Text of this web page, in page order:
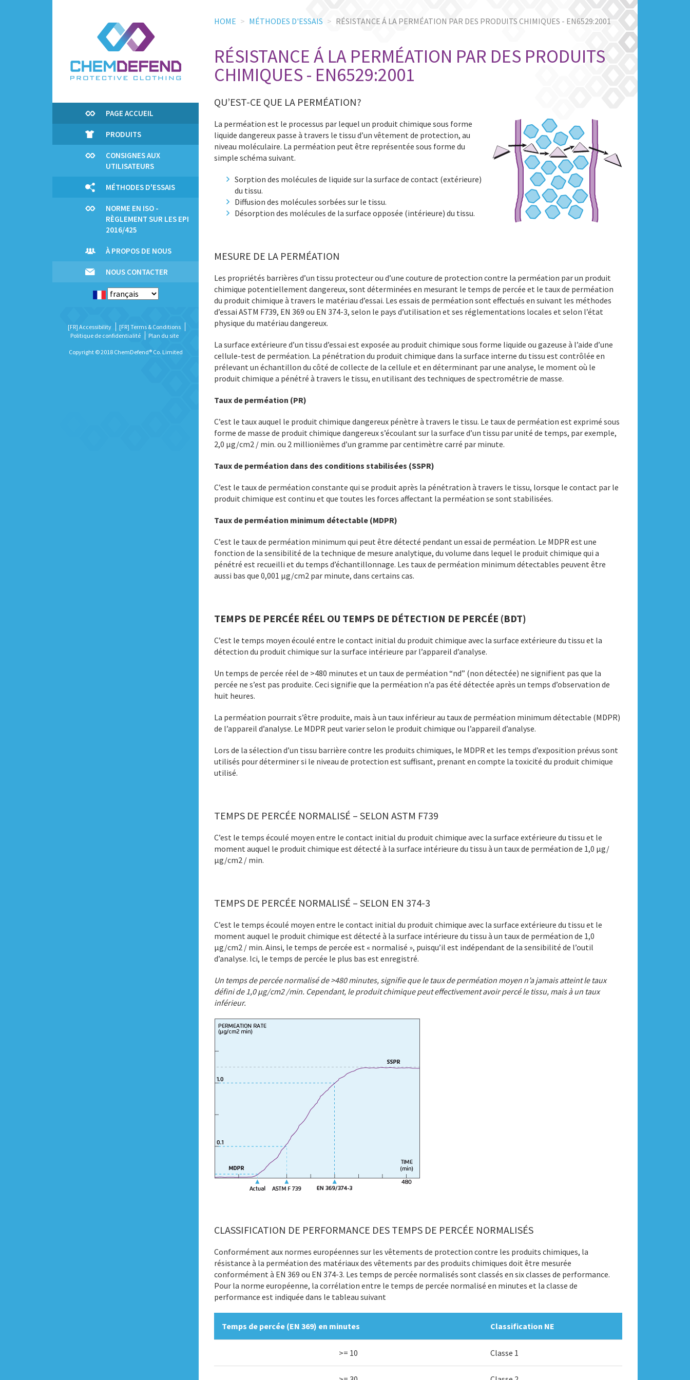
HOME MÉTHODES D'ESSAIS RÉSISTANCE Á LA PERMÉATION PAR DES PRODUITS CHIMIQUES - EN6529:2001
RÉSISTANCE Á LA PERMÉATION PAR DES PRODUITS
CHIMIQUES - EN6529:2001
QU’EST-CE QUE LA PERMÉATION?
La perméation est le processus par lequel un produit chimique sous forme
liquide dangereux passe à travers le tissu d’un vêtement de protection, au
niveau moléculaire. La perméation peut être représentée sous forme du
simple schéma suivant.
Sorption des molécules de liquide sur la surface de contact (extérieure)
du tissu.
Diffusion des molécules sorbées sur le tissu.
Désorption des molécules de la surface opposée (intérieure) du tissu.
MESURE DE LA PERMÉATION
Les propriétés barrières d’un tissu protecteur ou d’une couture de protection contre la perméation par un produit
chimique potentiellement dangereux, sont déterminées en mesurant le temps de percée et le taux de perméation
du produit chimique à travers le matériau d’essai. Les essais de perméation sont effectués en suivant les méthodes
d’essai ASTM F739, EN 369 ou EN 374-3, selon le pays d’utilisation et ses réglementations locales et selon l’état
physique du matériau dangereux.
La surface extérieure d’un tissu d’essai est exposée au produit chimique sous forme liquide ou gazeuse à l’aide d’une
cellule-test de perméation. La pénétration du produit chimique dans la surface interne du tissu est contrôlée en
prélevant un échantillon du côté de collecte de la cellule et en déterminant par une analyse, le moment où le
produit chimique a pénétré à travers le tissu, en utilisant des techniques de spectrométrie de masse.
Taux de perméation (PR)
C’est le taux auquel le produit chimique dangereux pénètre à travers le tissu. Le taux de perméation est exprimé sous
forme de masse de produit chimique dangereux s’écoulant sur la surface d’un tissu par unité de temps, par exemple,
2,0 µg/cm2 / min. ou 2 millionièmes d’un gramme par centimètre carré par minute.
Taux de perméation dans des conditions stabilisées (SSPR)
C’est le taux de perméation constante qui se produit après la pénétration à travers le tissu, lorsque le contact par le
produit chimique est continu et que toutes les forces affectant la perméation se sont stabilisées.
Taux de perméation minimum détectable (MDPR)
C’est le taux de perméation minimum qui peut être détecté pendant un essai de perméation. Le MDPR est une
fonction de la sensibilité de la technique de mesure analytique, du volume dans lequel le produit chimique qui a
pénétré est recueilli et du temps d’échantillonnage. Les taux de perméation minimum détectables peuvent être
aussi bas que 0,001 μg/cm2 par minute, dans certains cas.
TEMPS DE PERCÉE RÉEL OU TEMPS DE DÉTECTION DE PERCÉE (BDT)
C’est le temps moyen écoulé entre le contact initial du produit chimique avec la surface extérieure du tissu et la
détection du produit chimique sur la surface intérieure par l’appareil d’analyse.
Un temps de percée réel de >480 minutes et un taux de perméation “nd” (non détectée) ne signifient pas que la
percée ne s’est pas produite. Ceci signifie que la perméation n’a pas été détectée après un temps d’observation de
huit heures.
La perméation pourrait s’être produite, mais à un taux inférieur au taux de perméation minimum détectable (MDPR)
de l’appareil d’analyse. Le MDPR peut varier selon le produit chimique ou l’appareil d’analyse.
Lors de la sélection d’un tissu barrière contre les produits chimiques, le MDPR et les temps d’exposition prévus sont
utilisés pour déterminer si le niveau de protection est suffisant, prenant en compte la toxicité du produit chimique
utilisé.
TEMPS DE PERCÉE NORMALISÉ – SELON ASTM F739
C’est le temps écoulé moyen entre le contact initial du produit chimique avec la surface extérieure du tissu et le
moment auquel le produit chimique est détecté à la surface intérieure du tissu à un taux de perméation de 1,0 μg/
μg/cm2 / min.
TEMPS DE PERCÉE NORMALISÉ – SELON EN 374-3
C’est le temps écoulé moyen entre le contact initial du produit chimique avec la surface extérieure du tissu et le
moment auquel le produit chimique est détecté à la surface intérieure du tissu à un taux de perméation de 1,0
μg/cm2 / min. Ainsi, le temps de percée est « normalisé », puisqu’il est indépendant de la sensibilité de l’outil
d’analyse. Ici, le temps de percée le plus bas est enregistré.
Un temps de percée normalisé de >480 minutes, signifie que le taux de perméation moyen n’a jamais atteint le taux
défini de 1,0 μg/cm2 /min. Cependant, le produit chimique peut effectivement avoir percé le tissu, mais à un taux
inférieur.
CLASSIFICATION DE PERFORMANCE DES TEMPS DE PERCÉE NORMALISÉS
Conformément aux normes européennes sur les vêtements de protection contre les produits chimiques, la
résistance à la perméation des matériaux des vêtements par des produits chimiques doit être mesurée
conformément à EN 369 ou EN 374-3. Les temps de percée normalisés sont classés en six classes de performance.
Pour la norme européenne, la corrélation entre le temps de percée normalisé en minutes et la classe de
performance est indiquée dans le tableau suivant
Temps de percée (EN 369) en minutes Classification NE
>= 10 Classe 1
PAGE ACCUEIL
PRODUITS
CONSIGNES AUX
UTILISATEURS
MÉTHODES D'ESSAIS
NORME EN ISO -
RÈGLEMENT SUR LES EPI
2016/425
À PROPOS DE NOUS
NOUS CONTACTER
[FR] Accessibility
[FR] Terms & Conditions
Politique de confidentialité
Plan du site
Copyright © 2018 ChemDefend® Co. Limited